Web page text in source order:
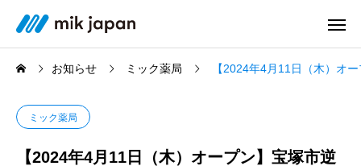
お知らせ ミック薬局 【2024年4月11日（木）オ
ミック薬局
【2024年4月11日（木）オープン】宝塚市逆